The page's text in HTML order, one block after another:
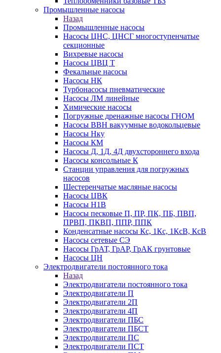
Промышленные насосы
Назад
Промышленные насосы
Насосы ЦНС, ЦНСГ многоступенчатые
секционные
Вихревые насосы
Насосы ЦВЦ Т
Фекальные насосы
Насосы НК
Турбонасосы пневматические
Насосы ЛМ линейные
Химические насосы
Погружные дренажные насосы ГНОМ
Насосы ВВН вакуумные водокольцевые
Насосы Нку
Насосы КМ
Насосы Д, 1Д, 4Д двухстороннего входа
Насосы консольные К
Станции управления для погружных
насосов
Шестеренчатые масляные насосы
Насосы ЦВК
Насосы Н1В
Насосы песковые П, ПР, ПК, ПБ, ПВП,
ПРВП, ПКВП, ППР, ППК
Конденсатные насосы Кс, 1Кс, 1КсВ, КсВ
Насосы сетевые СЭ
Насосы ГрАТ, ГрАР, ГрАК грунтовые
Насосы ЦН
Электродвигатели постоянного тока
Назад
Электродвигатели постоянного тока
Электродвигатели П
Электродвигатели 2П
Электродвигатели 4П
Электродвигатели ПБС
Электродвигатели ПБСТ
Электродвигатели ПС
Электродвигатели ПСТ